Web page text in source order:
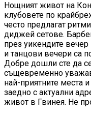
Нощният живот на
клубовете по
често предлагат
диджей сетове.
през уикендите
и танцови вечери са
Добре дошли сте да
същевременно
най-приятните места
заедно с актуални
живот в Гвинея. Не